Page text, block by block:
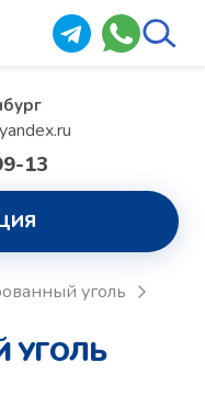
13
уголь
УГОЛЬ